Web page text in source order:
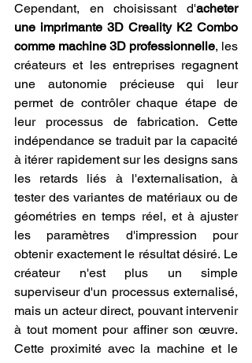
Cependant, en choisissant d'acheter
une imprimante 3D Creality K2 Combo
comme machine 3D professionnelle, les
créateurs et les entreprises regagnent
une autonomie précieuse qui leur
permet de contrôler chaque étape de
leur processus de fabrication. Cette
indépendance se traduit par la capacité
à itérer rapidement sur les designs sans
les retards liés à l'externalisation, à
tester des variantes de matériaux ou de
géométries en temps réel, et à ajuster
les paramètres d'impression pour
obtenir exactement le résultat désiré. Le
créateur n'est plus un simple
superviseur d'un processus externalisé,
mais un acteur direct, pouvant intervenir
à tout moment pour affiner son œuvre.
Cette proximité avec la machine et le